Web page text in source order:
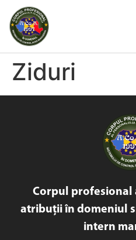
Ziduri
Corpul profesional
atribuții în domeniul
intern